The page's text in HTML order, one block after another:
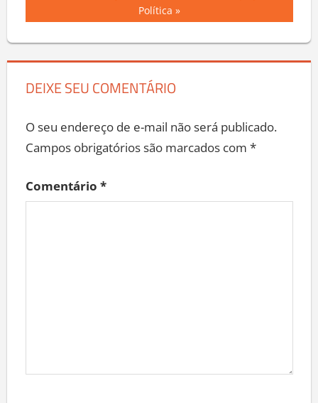
Política
DEIXE SEU COMENTÁRIO
O seu endereço de e-mail não será publicado.
Campos obrigatórios são marcados com *
Comentário *